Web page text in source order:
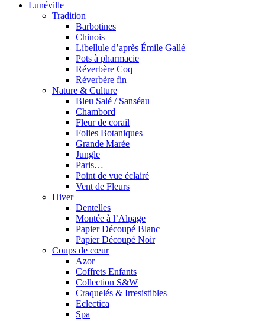
Lunéville
Tradition
Barbotines
Chinois
Libellule d’après Émile Gallé
Pots à pharmacie
Réverbère Coq
Réverbère fin
Nature & Culture
Bleu Salé / Sanséau
Chambord
Fleur de corail
Folies Botaniques
Grande Marée
Jungle
Paris…
Point de vue éclairé
Vent de Fleurs
Hiver
Dentelles
Montée à l’Alpage
Papier Découpé Blanc
Papier Découpé Noir
Coups de cœur
Azor
Coffrets Enfants
Collection S&W
Craquelés & Irresistibles
Eclectica
Spa